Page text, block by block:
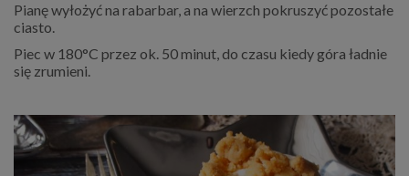
Pianę wyłożyć na rabarbar, a na wierzch pokruszyć pozostałe
ciasto.
Piec w 180°C przez ok. 50 minut, do czasu kiedy góra ładnie
się zrumieni.